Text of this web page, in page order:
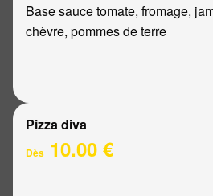
Base sauce tomate, fromage,
chèvre, pommes de terre
Pizza diva
Dès 10.00 €